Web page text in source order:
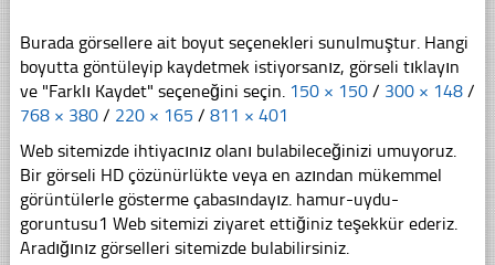
Burada görsellere ait boyut seçenekleri sunulmuştur. Hangi
boyutta göntüleyip kaydetmek istiyorsanız, görseli tıklayın
ve "Farklı Kaydet" seçeneğini seçin. 150 × 150 / 300 × 148 /
768 × 380 / 220 × 165 / 811 × 401
Web sitemizde ihtiyacınız olanı bulabileceğinizi umuyoruz.
Bir görseli HD çözünürlükte veya en azından mükemmel
görüntülerle gösterme çabasındayız. hamur-uydu-
goruntusu1 Web sitemizi ziyaret ettiğiniz teşekkür ederiz.
Aradığınız görselleri sitemizde bulabilirsiniz.